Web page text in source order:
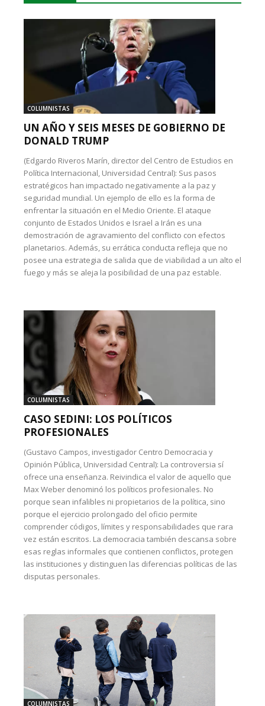
COLUMNISTAS
UN AÑO Y SEIS MESES DE GOBIERNO DE
DONALD TRUMP
(Edgardo Riveros Marín, director del Centro de Estudios en
Política Internacional, Universidad Central): Sus pasos
estratégicos han impactado negativamente a la paz y
seguridad mundial. Un ejemplo de ello es la forma de
enfrentar la situación en el Medio Oriente. El ataque
conjunto de Estados Unidos e Israel a Irán es una
demostración de agravamiento del conflicto con efectos
planetarios. Además, su errática conducta refleja que no
posee una estrategia de salida que de viabilidad a un alto el
fuego y más se aleja la posibilidad de una paz estable.
COLUMNISTAS
CASO SEDINI: LOS POLÍTICOS
PROFESIONALES
(Gustavo Campos, investigador Centro Democracia y
Opinión Pública, Universidad Central): La controversia sí
ofrece una enseñanza. Reivindica el valor de aquello que
Max Weber denominó los políticos profesionales. No
porque sean infalibles ni propietarios de la política, sino
porque el ejercicio prolongado del oficio permite
comprender códigos, límites y responsabilidades que rara
vez están escritos. La democracia también descansa sobre
esas reglas informales que contienen conflictos, protegen
las instituciones y distinguen las diferencias políticas de las
disputas personales.
COLUMNISTAS